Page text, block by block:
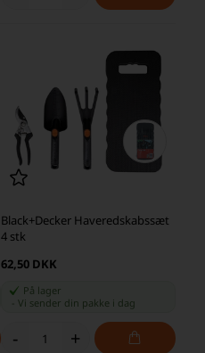
Black+Decker Haveredskabssæt
4 stk
62,50 DKK
På lager
Vi sender din pakke i dag
- +